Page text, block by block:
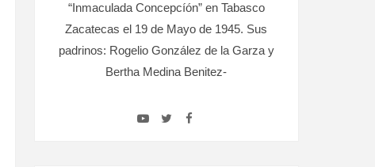
“Inmaculada Concepcíón” en Tabasco
Zacatecas el 19 de Mayo de 1945. Sus
padrinos: Rogelio González de la Garza y
Bertha Medina Benitez-